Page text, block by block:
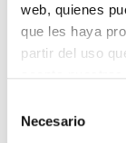
web, quienes
que les haya
partir del uso
Necesario